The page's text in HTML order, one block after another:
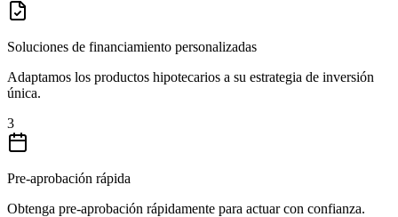
Soluciones de financiamiento personalizadas
Adaptamos los productos hipotecarios a su estrategia de inversión
única.
3
Pre-aprobación rápida
Obtenga pre-aprobación rápidamente para actuar con confianza.